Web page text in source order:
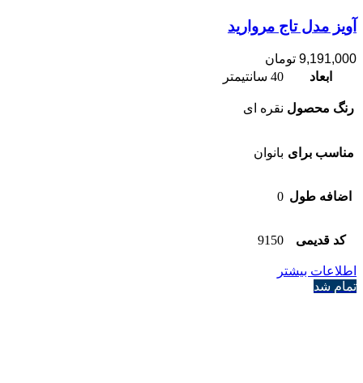
آویز مدل تاج مروارید
9,191,000 تومان
ابعاد
40 سانتیمتر
رنگ محصول نقره ای
مناسب برای بانوان
اضافه طول 0
کد قدیمی 9150
اطلاعات بیشتر
تمام شد